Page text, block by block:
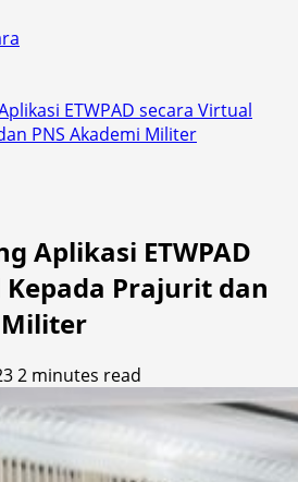
ETWPAD secara Virtual
PNS Akademi Militer
Aplikasi ETWPAD
Prajurit dan
Militer
2 minutes read